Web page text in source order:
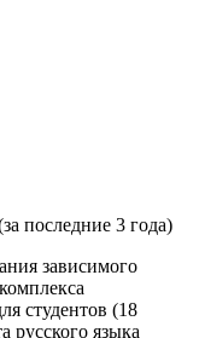
последние 3 года)
зависимого
студентов (18
русского языка